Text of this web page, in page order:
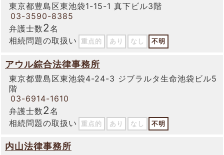
東京都豊島区東池袋1-15-1 真下ビル3階
03-3590-8385
弁護士数2名
相続問題の取扱い
重点的 あり なし 不明
アウル綜合法律事務所
東京都豊島区東池袋4-24-3 ジブラルタ生命池袋ビル5
階
03-6914-1610
弁護士数2名
相続問題の取扱い
重点的 あり なし 不明
内山法律事務所